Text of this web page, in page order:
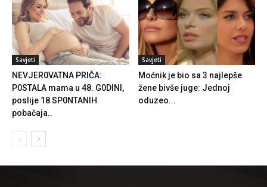
Savjeti
NEVJER0VATNA PRIČA:
P0STALA mama u 48. G0DINI,
poslije 18 SP0NTANIH
pobačaja..
Savjeti
Moćnik je bio sa 3 najlepše
žene bivše juge: Jednoj
oduzeo...